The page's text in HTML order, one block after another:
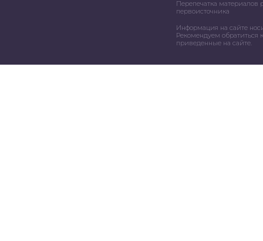
Перепечатка материалов
первоисточника
Информация на сайте
Рекомендуем обратиться
приведенные на сайте.